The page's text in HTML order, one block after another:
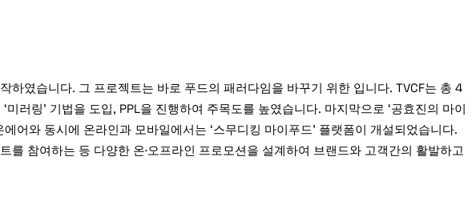
였습니다. 그 프로젝트는 바로 푸드의 패러다임을 바꾸기 위한 입니다. TVCF는 총 4
러링’ 기법을 도입, PPL을 진행하여 주목도를 높였습니다. 마지막으로 ‘공효진의 마이
어와 동시에 온라인과 모바일에서는 ‘스무디킹 마이푸드’ 플랫폼이 개설되었습니다.
참여하는 등 다양한 온·오프라인 프로모션을 설계하여 브랜드와 고객간의 활발하고